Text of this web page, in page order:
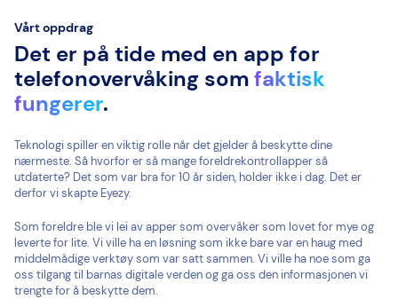
Vårt oppdrag
Det er på tide med en app for
telefonovervåking somfaktisk
fungerer.
Teknologi spiller en viktig rolle når det gjelder å beskytte dine
nærmeste. Så hvorfor er så mange foreldrekontrollapper så
utdaterte? Det som var bra for 10 år siden, holder ikke i dag. Det er
derfor vi skapte Eyezy.
Som foreldre ble vi lei av apper som overvåker som lovet for mye og
leverte for lite. Vi ville ha en løsning som ikke bare var en haug med
middelmådige verktøy som var satt sammen. Vi ville ha noe som ga
oss tilgang til barnas digitale verden og ga oss den informasjonen vi
trengte for å beskytte dem.